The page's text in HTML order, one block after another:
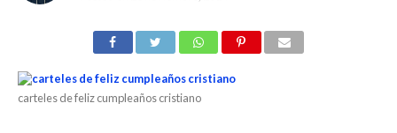
carteles de feliz cumpleaños cristiano